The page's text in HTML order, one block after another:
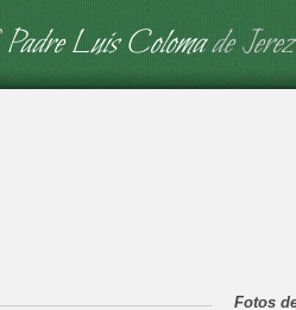
Padre Luis Colomade Jerez
Fotos